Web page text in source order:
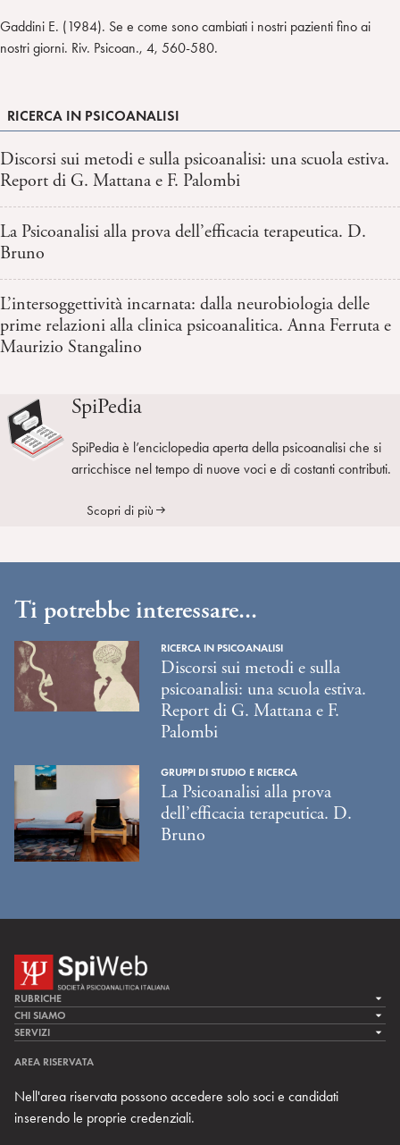
Gaddini E. (1984). Se e come sono cambiati i nostri pazienti fino ai
nostri giorni. Riv. Psicoan., 4, 560-580.
RICERCA IN PSICOANALISI
Discorsi sui metodi e sulla psicoanalisi: una scuola estiva.
Report di G. Mattana e F. Palombi
La Psicoanalisi alla prova dell’efficacia terapeutica. D.
Bruno
L’intersoggettività incarnata: dalla neurobiologia delle
prime relazioni alla clinica psicoanalitica. Anna Ferruta e
Maurizio Stangalino
SpiPedia
SpiPedia è l’enciclopedia aperta della psicoanalisi che si
arricchisce nel tempo di nuove voci e di costanti contributi.
Scopri di più
Ti potrebbe interessare...
RICERCA IN PSICOANALISI
Discorsi sui metodi e sulla
psicoanalisi: una scuola estiva.
Report di G. Mattana e F.
Palombi
GRUPPI DI STUDIO E RICERCA
La Psicoanalisi alla prova
dell’efficacia terapeutica. D.
Bruno
RUBRICHE
LA CURA
LA RICERCA
MULTIMEDIA
CHI SIAMO
LA SPI
TEAM DI SPIWEB
CONTATTI
RIVISTE
SERVIZI
ARCHIVIO STORICO
AREA RISERVATA
Nell'area riservata possono accedere solo soci e candidati
inserendo le proprie credenziali.